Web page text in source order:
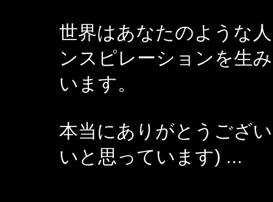
世界はあなたのような
ンスピレーションを生
います。
本当にありがとうござ
いと思っています) ...